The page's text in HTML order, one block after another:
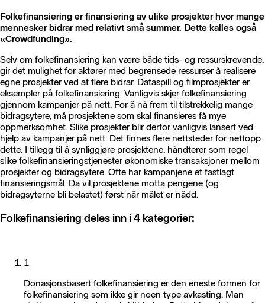
Folkefinansiering er finansiering av ulike prosjekter hvor mange
mennesker bidrar med relativt små summer. Dette kalles også
«Crowdfunding».
Selv om folkefinansiering kan være både tids- og ressurskrevende,
gir det mulighet for aktører med begrensede ressurser å realisere
egne prosjekter ved at flere bidrar. Dataspill og filmprosjekter er
eksempler på folkefinansiering. Vanligvis skjer folkefinansiering
gjennom kampanjer på nett. For å nå frem til tilstrekkelig mange
bidragsytere, må prosjektene som skal finansieres få mye
oppmerksomhet. Slike prosjekter blir derfor vanligvis lansert ved
hjelp av kampanjer på nett. Det finnes flere nettsteder for nettopp
dette. I tillegg til å synliggjøre prosjektene, håndterer som regel
slike folkefinansieringstjenester økonomiske transaksjoner mellom
prosjekter og bidragsytere. Ofte har kampanjene et fastlagt
finansieringsmål. Da vil prosjektene motta pengene (og
bidragsyterne bli belastet) først når målet er nådd.
Folkefinansiering deles inn i 4 kategorier:
1
Donasjonsbasert folkefinansiering er den eneste formen for
folkefinansiering som ikke gir noen type avkasting. Man